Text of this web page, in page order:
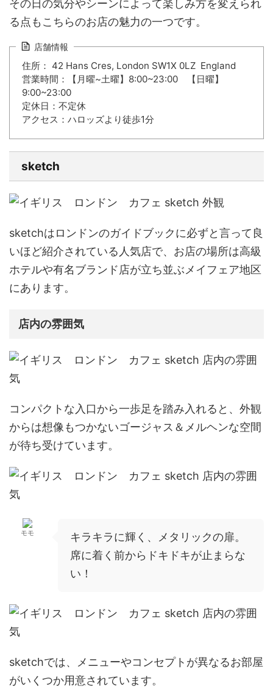
その日の気分やシーンによって楽しみ方を変えられ
る点もこちらのお店の魅力の一つです。
店舗情報
住所： 42 Hans Cres, London SW1X 0LZ England
営業時間：【月曜~土曜】8:00~23:00 【日曜】
9:00~23:00
定休日：不定休
アクセス：ハロッズより徒歩1分
sketch
sketchはロンドンのガイドブックに必ずと言って良
いほど紹介されている人気店で、お店の場所は高級
ホテルや有名ブランド店が立ち並ぶメイフェア地区
にあります。
店内の雰囲気
コンパクトな入口から一歩足を踏み入れると、外観
からは想像もつかないゴージャス＆メルヘンな空間
が待ち受けています。
モモ
キラキラに輝く、メタリックの扉。
席に着く前からドキドキが止まらな
い！
sketchでは、メニューやコンセプトが異なるお部屋
がいくつか用意されています。